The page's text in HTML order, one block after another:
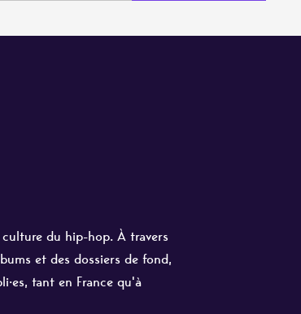
du hip-hop. À travers
et des dossiers de fond,
tant en France qu'à